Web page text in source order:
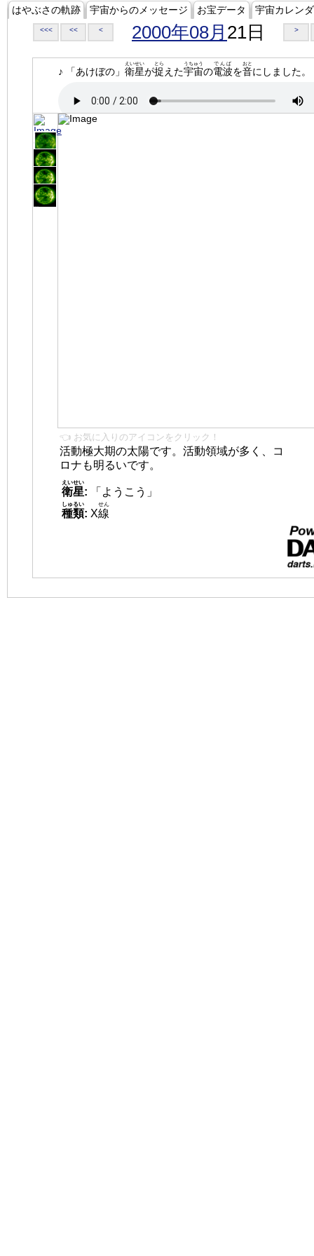
はやぶさの軌跡 宇宙からのメッセージ お宝データ 宇宙カレン
<<< << < 2000年08月 21日 >
♪ 「あけぼの」 衛星
えいせい
が捉
とら
えた宇宙
うちゅう
の電波
でんぱ
を音
おと
にしました。
👈 お気に入りのアイコンをクリック！
活動極大期の太陽です。活動領域が多く、コ
ロナも明るいです。
衛星
えいせい
:
「ようこう」
種類
しゅるい
: X線
せん